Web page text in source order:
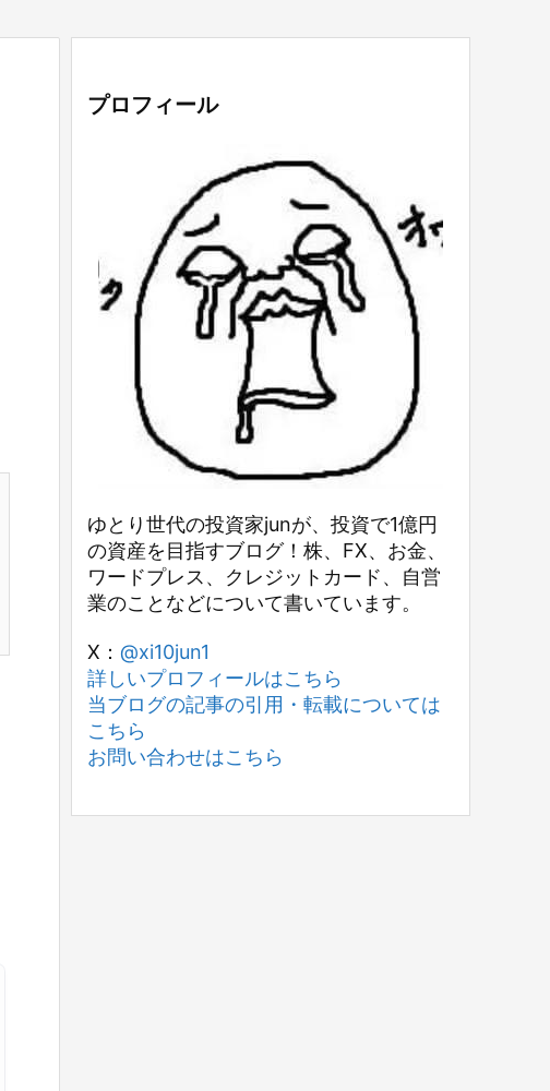
プロフィール
ゆとり世代の投資家junが、投資で1億円
の資産を目指すブログ！株、FX、お金、
ワードプレス、クレジットカード、自営
業のことなどについて書いています。
X： @xi10jun1
詳しいプロフィールはこちら
当ブログの記事の引用・転載については
こちら
お問い合わせはこちら